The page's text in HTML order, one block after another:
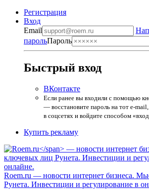
Регистрация
Вход
Email
парольПароль
Быстрый вход
ВКонтакте
Если ранее вы входили с помощью
— восстановите пароль на тот e-
в соцсетях и войдите способом
Купить рекламу
Roem.ru — новости интернет бизнеса.
Рунета. Инвестиции и регулирование в